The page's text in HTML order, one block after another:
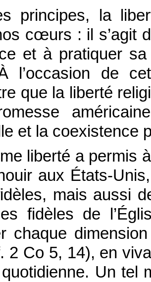
principes, la
cœurs : il s’agit
et à pratiquer
l’occasion de
que la liberté
et la coexistence
liberté a permis
aux États-
mais aussi
fidèles de
chaque
2 Co 5, 14), en
Un tel